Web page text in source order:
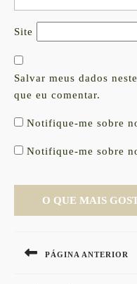
Site
Salvar meus dados
que eu comentar.
Notifique-me sobre
Notifique-me sobre
de
PÁGINA ANTERIOR